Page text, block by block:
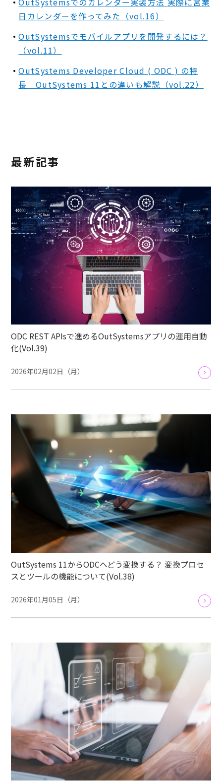
日カレンダーを作ってみた（vol.16）
OutSystemsでモバイルアプリを開発するには？
（vol.11）
OutSystems Developer Cloud ( ODC ) の特
長 OutSystems 11との違いも解説（vol.22）
最新記事
ODC REST APIsで進めるOutSystemsアプリの運用自動
化(Vol.39)
2026年02月02日（月）
OutSystems 11からODCへどう変換する？ 変換プロセ
スとツールの機能について(Vol.38)
2026年01月05日（月）